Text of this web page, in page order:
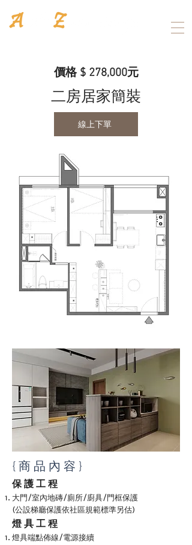
價格 $ 278,000元
二房居家簡裝
線上下單
{ 商 品 內 容 }
保 護 工 程
大門/室內地磚/廁所/廚具/門框保護
(公設梯廳保護依社區規範標準另估)
燈 具 工 程
燈具端點佈線/電源接續